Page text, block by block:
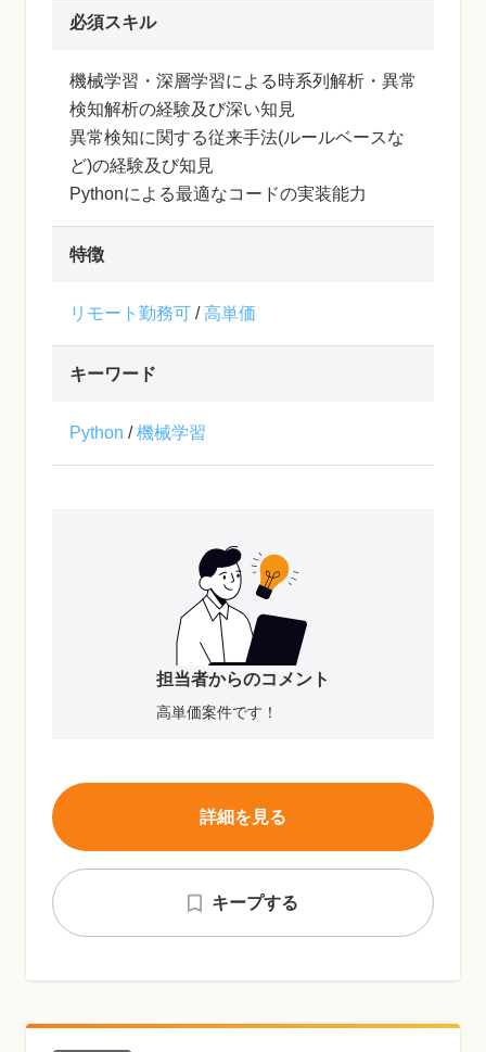
必須スキル
機械学習・深層学習による時系列解析・異常
検知解析の経験及び深い知見
異常検知に関する従来手法(ルールベースな
ど)の経験及び知見
Pythonによる最適なコードの実装能力
特徴
リモート勤務可 /高単価
キーワード
Python /機械学習
担当者からのコメント
高単価案件です！
キープする
詳細を見る